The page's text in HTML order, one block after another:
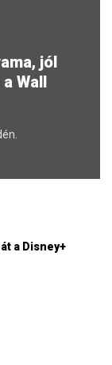
jól
Wall
a Disney+